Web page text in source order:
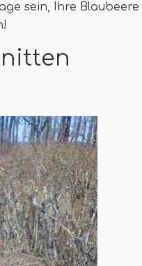
sein, Ihre Blaubeere